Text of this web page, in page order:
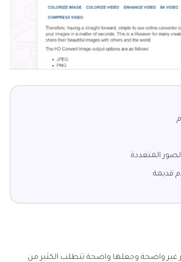
المتعددة
قديمة
غير واضحة وجعلها واضحة تتطلب الكثير من